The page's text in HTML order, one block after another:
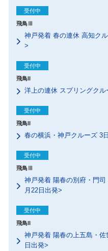
飛鳥Ⅲ
受付中
神戸発着 春の連休 高知ク
>
飛鳥II
受付中
洋上の連休 スプリングク
飛鳥II
受付中
春の横浜・神戸クルーズ 3
飛鳥Ⅲ
受付中
神戸発着 陽春の別府・門
月22日出発>
飛鳥II
受付中
神戸発着 陽春の上五島・
日出発>